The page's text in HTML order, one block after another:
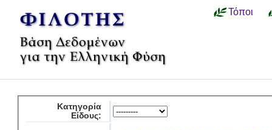
Τόποι
Κατηγορία
Είδους: